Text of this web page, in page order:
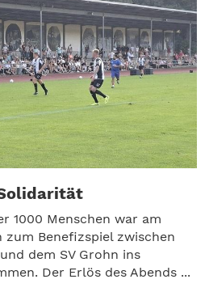
1000 Menschen war am
Benefizspiel zwischen
dem SV Grohn ins
Der Erlös des Abends ...